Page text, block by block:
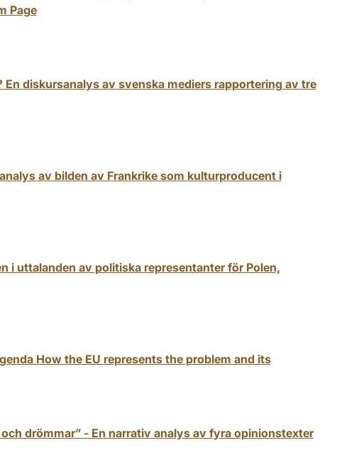
Page
diskursanalys av svenska mediers rapportering av tre
av bilden av Frankrike som kulturproducent i
i uttalanden av politiska representanter för Polen,
How the EU represents the problem and its
drömmar” - En narrativ analys av fyra opinionstexter